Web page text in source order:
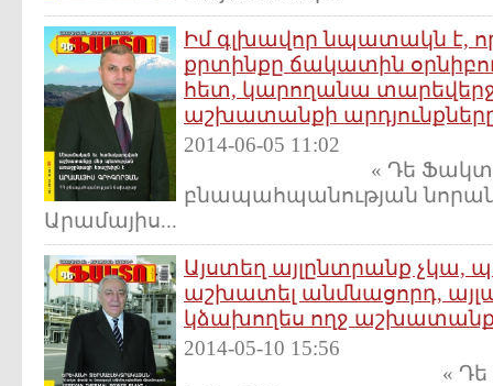
Իմ գլխավոր նպատակն է,
քրտինքը ճակատին
հետ, կարողանա
աշխատանքի
2014-06-05 11:02
« Դե Ֆակտո » N
բնապահպանության
Արամայիս...
Այստեղ այլընտրանք չկա,
աշխատել անմնացորդ,
կձախողես ողջ
2014-05-10 15:56
« Դե Ֆակտո »